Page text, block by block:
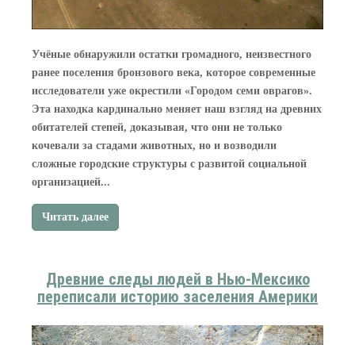
Учёные обнаружили остатки громадного, неизвестного
ранее поселения бронзового века, которое современные
исследователи уже окрестили «Городом семи оврагов».
Эта находка кардинально меняет наш взгляд на древних
обитателей степей, доказывая, что они не только
кочевали за стадами животных, но и возводили
сложные городские структуры с развитой социальной
организацией...
Читать далее
Древние следы людей в Нью‑Мексико
переписали историю заселения Америки